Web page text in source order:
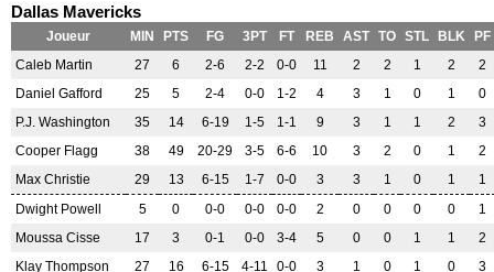
Dallas Mavericks
Joueur MIN PTS FG 3PT FT REB AST TO STL BLK
PF
Caleb Martin
27 6 2-6 2-2 0-0 11 2 2 1 2
2
Daniel Gafford
25 5 2-4 0-0 1-2 4 3 1 0 1
0
P.J. Washington
35 14 6-19 1-5 1-1 9 3 1 1 2
3
Cooper Flagg
38 49 20-29 3-5 6-6 10 3 2 0 1
2
Max Christie
29 13 6-15 1-7 0-0 3 3 1 0 1
1
Dwight Powell
5 0 0-0 0-0 0-0 2 0 0 0 0
1
Moussa Cisse
17 3 0-1 0-0 3-4 5 0 0 1 1
2
Klay Thompson
27 16 6-15 4-11 0-0 3 1 0 1 0
3